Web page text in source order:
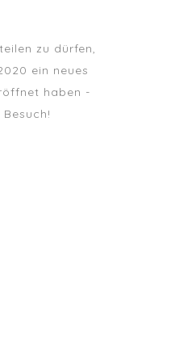
zu dürfen,
ein neues
haben -